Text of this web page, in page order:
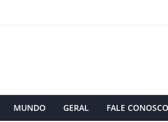
MUNDO GERAL FALE CONOSCO